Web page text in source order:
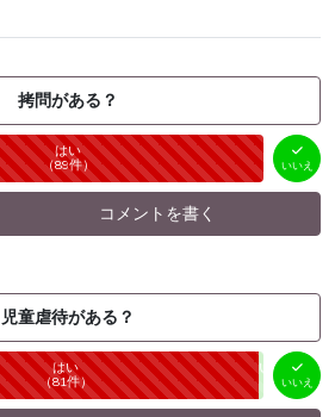
拷問がある？
はい
（89件） 未投票
いいえ
（ 0件）
いいえ
コメントを書く
児童虐待がある？
はい
（81件） 未投票
いいえ
1 件）
いいえ